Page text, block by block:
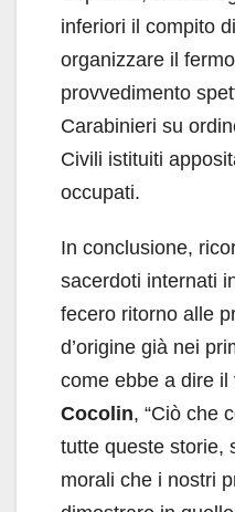
inferiori il compito
organizzare il
provvedimento
Carabinieri su
Civili istituiti
occupati.
In conclusione,
sacerdoti internati
fecero ritorno alle
d’origine già nei
come ebbe a dire il
Cocolin, “Ciò che
tutte queste storie,
morali che i nostri